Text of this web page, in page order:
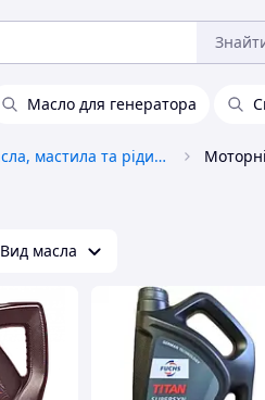
Масло для генератора
Авто, мото масла, мастила та рідини
Вид масла